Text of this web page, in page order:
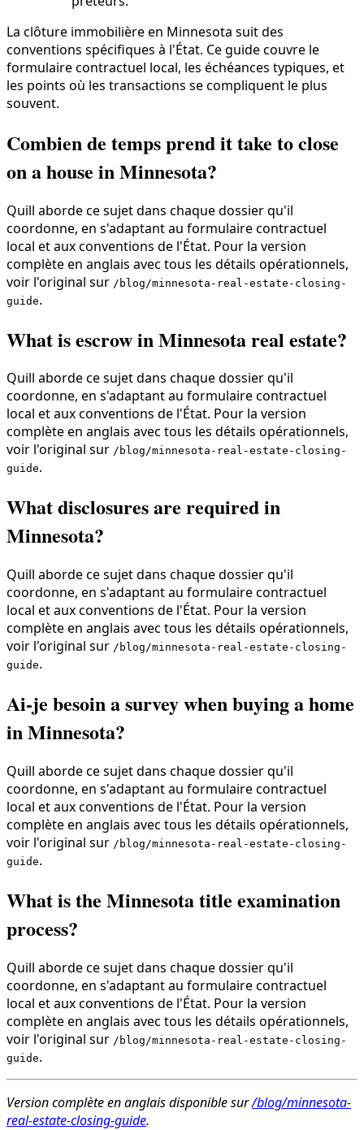
La clôture immobilière en Minnesota suit des
conventions spécifiques à l'État. Ce guide couvre le
formulaire contractuel local, les échéances typiques, et
les points où les transactions se compliquent le plus
souvent.
Combien de temps prend it take to close
on a house in Minnesota?
Quill aborde ce sujet dans chaque dossier qu'il
coordonne, en s'adaptant au formulaire contractuel
local et aux conventions de l'État. Pour la version
complète en anglais avec tous les détails opérationnels,
voir l'original sur /blog/minnesota-real-estate-closing-
guide.
What is escrow in Minnesota real estate?
Quill aborde ce sujet dans chaque dossier qu'il
coordonne, en s'adaptant au formulaire contractuel
local et aux conventions de l'État. Pour la version
complète en anglais avec tous les détails opérationnels,
voir l'original sur /blog/minnesota-real-estate-closing-
guide.
What disclosures are required in
Minnesota?
Quill aborde ce sujet dans chaque dossier qu'il
coordonne, en s'adaptant au formulaire contractuel
local et aux conventions de l'État. Pour la version
complète en anglais avec tous les détails opérationnels,
voir l'original sur /blog/minnesota-real-estate-closing-
guide.
Ai-je besoin a survey when buying a home
in Minnesota?
Quill aborde ce sujet dans chaque dossier qu'il
coordonne, en s'adaptant au formulaire contractuel
local et aux conventions de l'État. Pour la version
complète en anglais avec tous les détails opérationnels,
voir l'original sur /blog/minnesota-real-estate-closing-
guide.
What is the Minnesota title examination
process?
Quill aborde ce sujet dans chaque dossier qu'il
coordonne, en s'adaptant au formulaire contractuel
local et aux conventions de l'État. Pour la version
complète en anglais avec tous les détails opérationnels,
voir l'original sur /blog/minnesota-real-estate-closing-
guide.
Version complète en anglais disponible sur/blog/minnesota-
real-estate-closing-guide.